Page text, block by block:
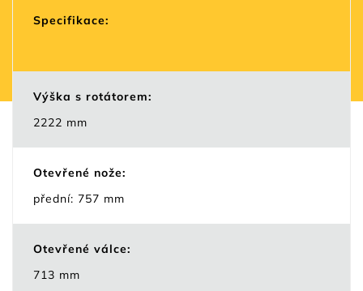
Specifikace:
Výška s rotátorem:
2222 mm
Otevřené nože:
přední: 757 mm
Otevřené válce:
713 mm